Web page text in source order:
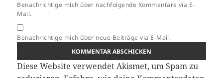
Benachrichtige mich über nachfolgende Kommentare via E-
Mail.
Benachrichtige mich über neue Beiträge via E-Mail.
Diese Website verwendet Akismet, um Spam zu